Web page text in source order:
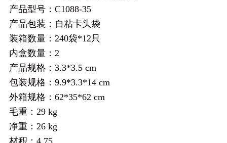
产品型号：C1088-35
产品包装：自粘卡头袋
装箱数量：240袋*12只
内盒数量：2
产品规格：3.3*3.5 cm
包装规格：9.9*3.3*14 cm
外箱规格：62*35*62 cm
毛重：29 kg
净重：26 kg
材积：4.75